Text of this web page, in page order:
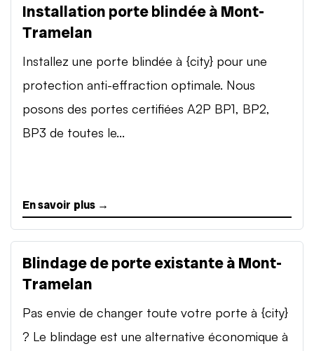
Installation porte blindée à Mont-
Tramelan
Installez une porte blindée à {city} pour une
protection anti-effraction optimale. Nous
posons des portes certifiées A2P BP1, BP2,
BP3 de toutes le...
En savoir plus →
Blindage de porte existante à Mont-
Tramelan
Pas envie de changer toute votre porte à {city}
? Le blindage est une alternative économique à